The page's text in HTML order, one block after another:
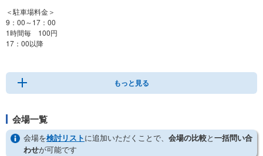
＜駐車場料金＞
9：00～17：00
1時間毎 100円
17：00以降
※駐車台数に限りが有る為,お車の台数によりましてはお断りさせて頂く場合 が
ございます。ご了承下さいませ。
もっと見る
会場一覧
会場を検討リストに追加いただくことで、 会場の比較と一括問い合
わせが可能です